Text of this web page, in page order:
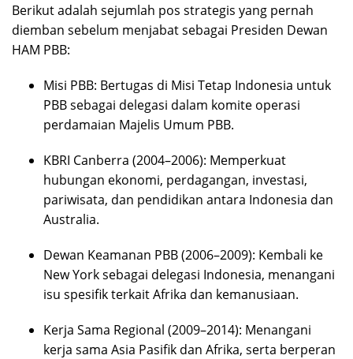
Berikut adalah sejumlah pos strategis yang pernah
diemban sebelum menjabat sebagai Presiden Dewan
HAM PBB:
Misi PBB: Bertugas di Misi Tetap Indonesia untuk
PBB sebagai delegasi dalam komite operasi
perdamaian Majelis Umum PBB.
KBRI Canberra (2004–2006): Memperkuat
hubungan ekonomi, perdagangan, investasi,
pariwisata, dan pendidikan antara Indonesia dan
Australia.
Dewan Keamanan PBB (2006–2009): Kembali ke
New York sebagai delegasi Indonesia, menangani
isu spesifik terkait Afrika dan kemanusiaan.
Kerja Sama Regional (2009–2014): Menangani
kerja sama Asia Pasifik dan Afrika, serta berperan